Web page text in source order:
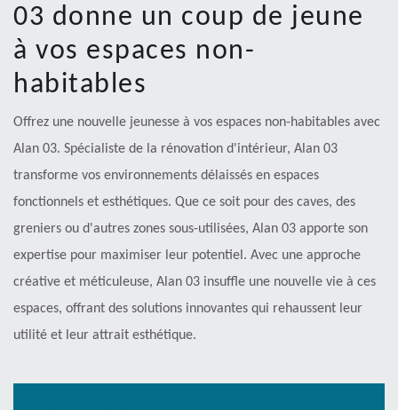
03 donne un coup de jeune
à vos espaces non-
habitables
Offrez une nouvelle jeunesse à vos espaces non-habitables avec
Alan 03. Spécialiste de la rénovation d'intérieur, Alan 03
transforme vos environnements délaissés en espaces
fonctionnels et esthétiques. Que ce soit pour des caves, des
greniers ou d'autres zones sous-utilisées, Alan 03 apporte son
expertise pour maximiser leur potentiel. Avec une approche
créative et méticuleuse, Alan 03 insuffle une nouvelle vie à ces
espaces, offrant des solutions innovantes qui rehaussent leur
utilité et leur attrait esthétique.